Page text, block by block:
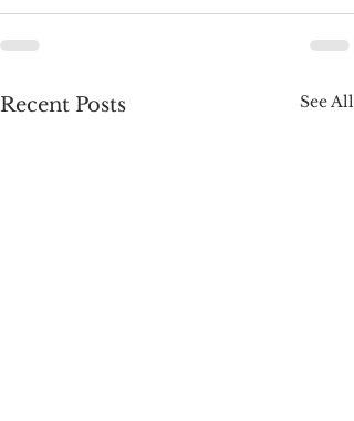
Recent Posts See All